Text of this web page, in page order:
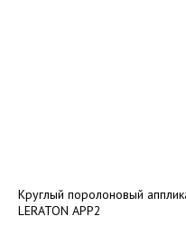
Круглый поролоновый
LERATON APP2